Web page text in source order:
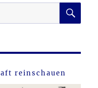
reinschauen